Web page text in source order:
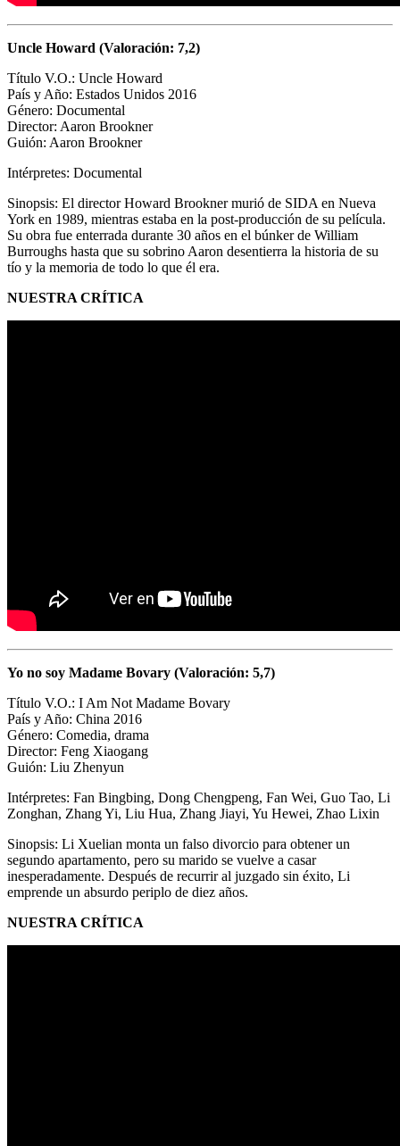
Uncle Howard (Valoración: 7,2)
Título V.O.: Uncle Howard
País y Año: Estados Unidos 2016
Género: Documental
Director: Aaron Brookner
Guión: Aaron Brookner
Intérpretes: Documental
Sinopsis: El director Howard Brookner murió de SIDA en Nueva
York en 1989, mientras estaba en la post-producción de su película.
Su obra fue enterrada durante 30 años en el búnker de William
Burroughs hasta que su sobrino Aaron desentierra la historia de su
tío y la memoria de todo lo que él era.
NUESTRA CRÍTICA
Yo no soy Madame Bovary (Valoración: 5,7)
Título V.O.: I Am Not Madame Bovary
País y Año: China 2016
Género: Comedia, drama
Director: Feng Xiaogang
Guión: Liu Zhenyun
Intérpretes: Fan Bingbing, Dong Chengpeng, Fan Wei, Guo Tao, Li
Zonghan, Zhang Yi, Liu Hua, Zhang Jiayi, Yu Hewei, Zhao Lixin
Sinopsis: Li Xuelian monta un falso divorcio para obtener un
segundo apartamento, pero su marido se vuelve a casar
inesperadamente. Después de recurrir al juzgado sin éxito, Li
emprende un absurdo periplo de diez años.
NUESTRA CRÍTICA